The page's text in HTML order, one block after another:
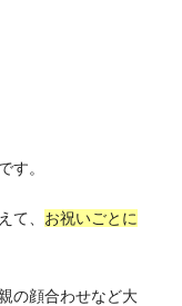
す。
て、 お祝いごとに
の顔合わせなど大